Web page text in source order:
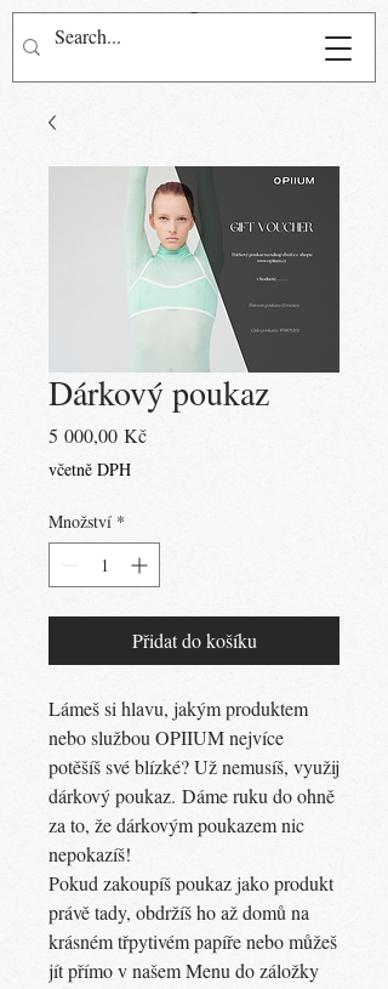
Přihlásit se
Dárkový poukaz
5 000,00 KčCena
včetně DPH
Množství *
Přidat do košíku
Lámeš si hlavu, jakým produktem
nebo službou OPIIUM nejvíce
potěšíš své blízké? Už nemusíš, využij
dárkový poukaz. Dáme ruku do ohně
za to, že dárkovým poukazem nic
nepokazíš!
Pokud zakoupíš poukaz jako produkt
právě tady, obdržíš ho až domů na
krásném třpytivém papíře nebo můžeš
jít přímo v našem Menu do záložky